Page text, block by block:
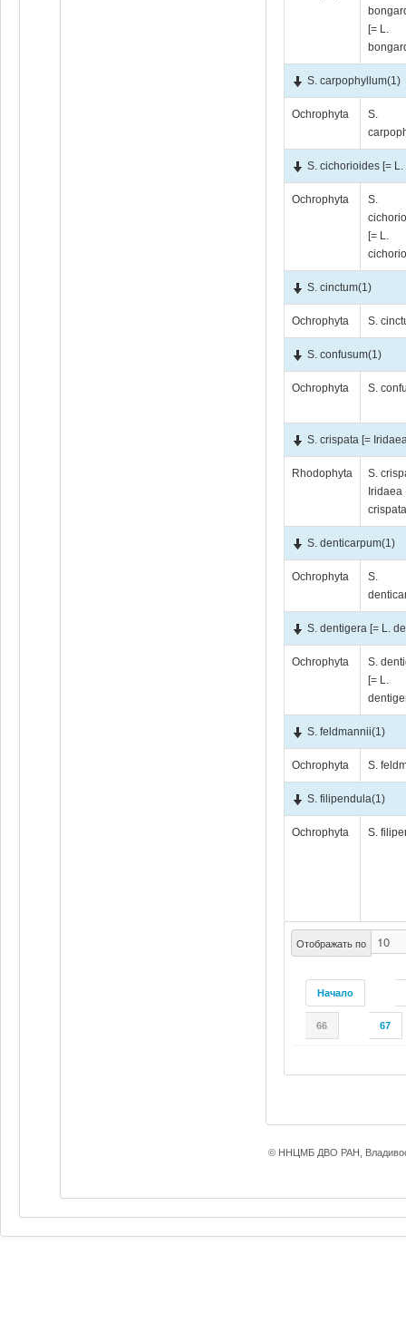
Отображать по
Начало
66 67
[= L.
S. carpophyllum(1)
Ochrophyta
S.
S. cichorioides [=
Ochrophyta
S.
[= L.
S. cinctum(1)
Ochrophyta S.
S. confusum(1)
Ochrophyta S.
S. crispata [=
Rhodophyta
S.
Iridaea
S. denticarpum(1)
Ochrophyta
S.
S. dentigera [= L.
Ochrophyta
S.
[= L.
S. feldmannii(1)
Ochrophyta S.
S. filipendula(1)
Ochrophyta S.
© ННЦМБ ДВО РАН,